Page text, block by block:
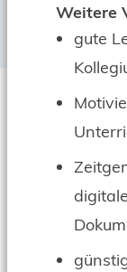
Weitere
gute